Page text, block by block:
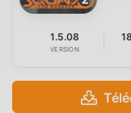
1.5.08
VERSION